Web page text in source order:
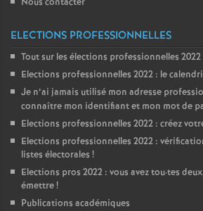
ELECTIONS PROFESSIONNELLES
Tout sur les élections professionnelles 2022
Elections professionnelles 2022 : le
Je n’ai jamais utilisé mon adresse
connaître mon identifiant et mon mot de
Elections professionnelles 2022 : créez
Elections professionnelles 2022 :
listes électorales !
Elections pros 2022 : vous avez tou·tes
émettre!
Publications académiques